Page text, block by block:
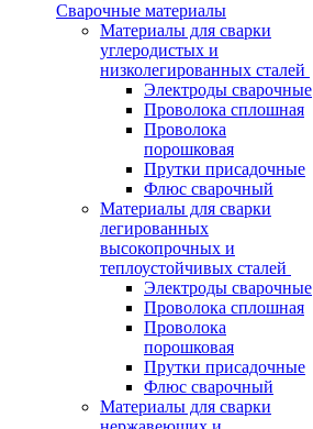
Сварочные материалы
Материалы для сварки
углеродистых и
низколегированных сталей
Электроды сварочные
Проволока сплошная
Проволока
порошковая
Прутки присадочные
Флюс сварочный
Материалы для сварки
легированных
высокопрочных и
теплоустойчивых сталей
Электроды сварочные
Проволока сплошная
Проволока
порошковая
Прутки присадочные
Флюс сварочный
Материалы для сварки